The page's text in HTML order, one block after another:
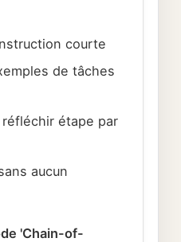
courte
de tâches
étape par
aucun
'Chain-of-